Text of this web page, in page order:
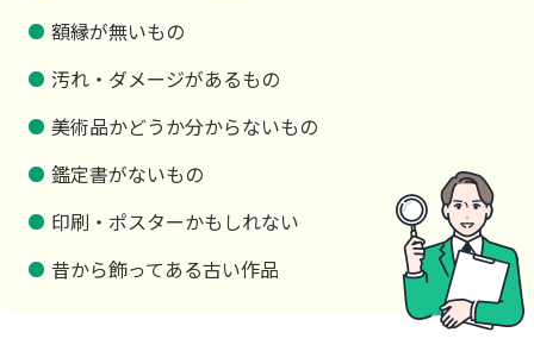
額縁が無いもの
汚れ・ダメージがあるもの
美術品かどうか分からないもの
鑑定書がないもの
印刷・ポスターかもしれない
昔から飾ってある古い作品